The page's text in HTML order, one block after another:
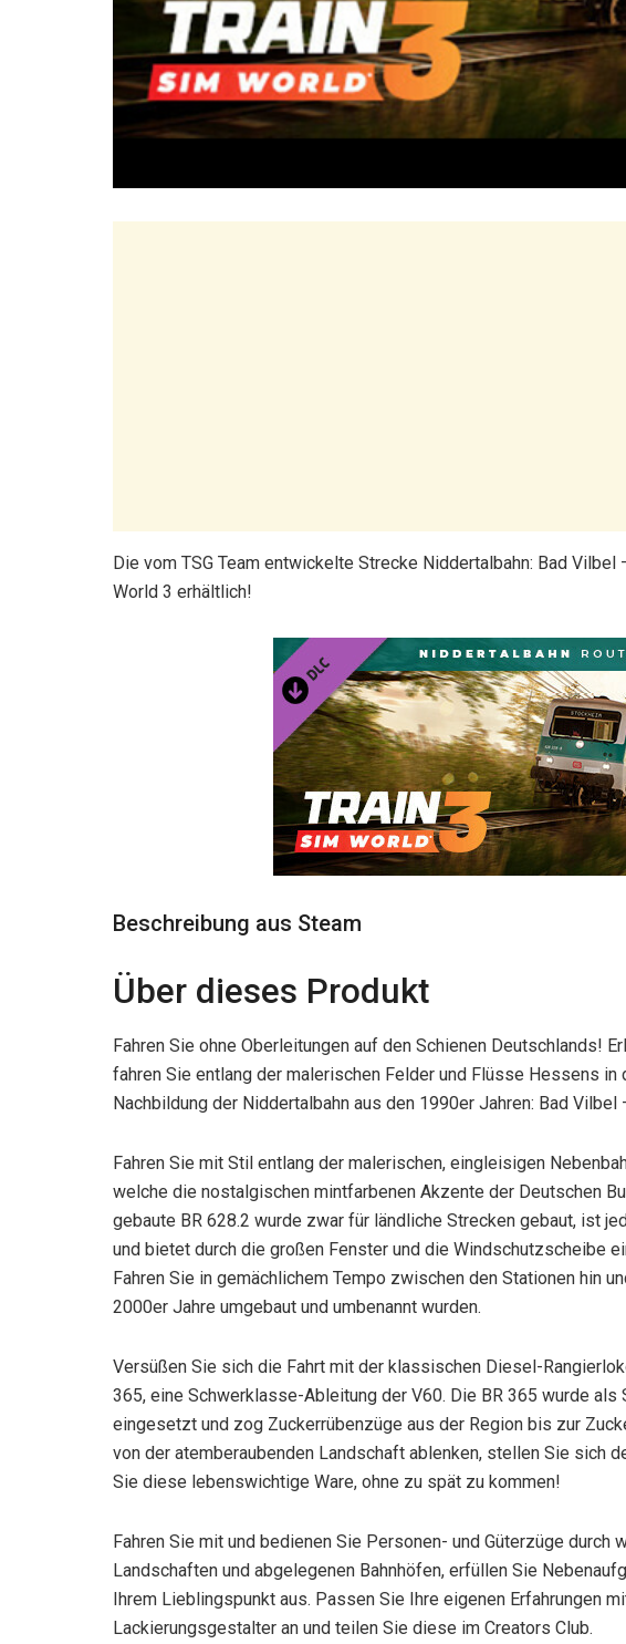
Die vom TSG Team entwickelte Strecke Niddertalbahn: Bad
World 3 erhältlich!
Beschreibung aus Steam
Über dieses Produkt
Fahren Sie ohne Oberleitungen auf den Schienen Deutschlands!
fahren Sie entlang der malerischen Felder und Flüsse Hessens in
Nachbildung der Niddertalbahn aus den 1990er Jahren: Bad
Fahren Sie mit Stil entlang der malerischen, eingleisigen
welche die nostalgischen mintfarbenen Akzente der Deutschen
gebaute BR 628.2 wurde zwar für ländliche Strecken gebaut, ist
und bietet durch die großen Fenster und die Windschutzscheibe
Fahren Sie in gemächlichem Tempo zwischen den Stationen hin
2000er Jahre umgebaut und umbenannt wurden.
Versüßen Sie sich die Fahrt mit der klassischen Diesel-
365, eine Schwerklasse-Ableitung der V60. Die BR 365 wurde
eingesetzt und zog Zuckerrübenzüge aus der Region bis zur
von der atemberaubenden Landschaft ablenken, stellen Sie sich
Sie diese lebenswichtige Ware, ohne zu spät zu kommen!
Fahren Sie mit und bedienen Sie Personen- und Güterzüge durch
Landschaften und abgelegenen Bahnhöfen, erfüllen Sie
Ihrem Lieblingspunkt aus. Passen Sie Ihre eigenen Erfahrungen
Lackierungsgestalter an und teilen Sie diese im Creators Club.